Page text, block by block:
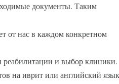
документы. Таким
от нас в каждом конкретном
реабилитации и выбор клиники.
на иврит или английский